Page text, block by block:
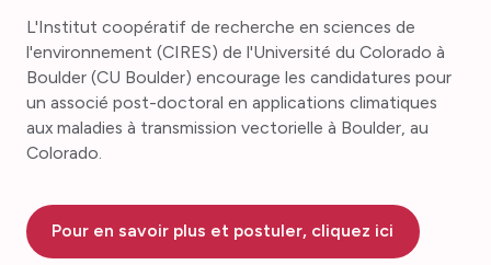
L'Institut coopératif de recherche en sciences de
l'environnement (CIRES) de l'Université du Colorado à
Boulder (CU Boulder) encourage les candidatures pour
un associé post-doctoral en applications climatiques
aux maladies à transmission vectorielle à Boulder, au
Colorado.
Pour en savoir plus et postuler, cliquez ici